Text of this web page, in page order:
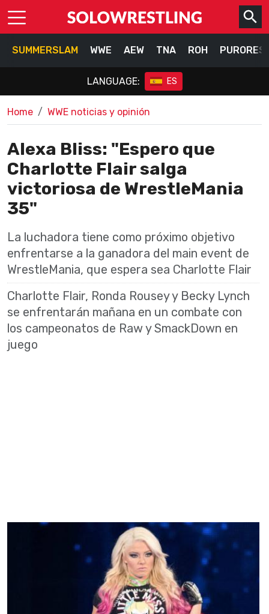
SUMMERSLAM WWE AEW TNA ROH
LANGUAGE: ES
Home WWE noticias y opinión
Alexa Bliss: "Espero que
Charlotte Flair salga
victoriosa de WrestleMania
35"
La luchadora tiene como próximo objetivo
enfrentarse a la ganadora del main event de
WrestleMania, que espera sea Charlotte Flair
Charlotte Flair, Ronda Rousey y Becky Lynch
se enfrentarán mañana en un combate con
los campeonatos de Raw y SmackDown en
juego